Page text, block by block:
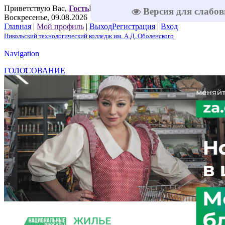
Версия для
Приветствую Вас, ГостьПриветствую Вас ,Гость |RSS |
Воскресенье, 09.08.2026
Главная | Мой профиль | ВыходРегистрация | Вход
Никольский технологический колледж им. А.Д. Оболенского
Navigation
ГОЛОСОВАНИЕ
1
2
4
5
Решаем вместе